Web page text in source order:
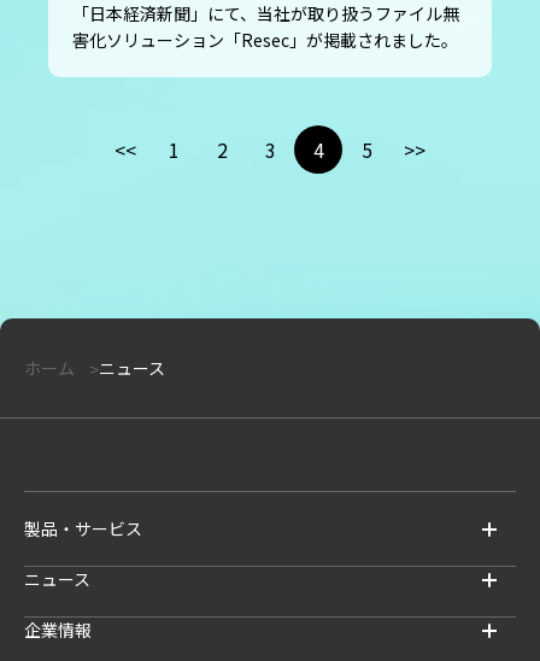
「日本経済新聞」にて、当社が取り扱うファイル無
害化ソリューション「Resec」が掲載されました。
<< 1 2 3 4 5 >>
ホーム ニュース
製品・サービス
ニュース
企業情報